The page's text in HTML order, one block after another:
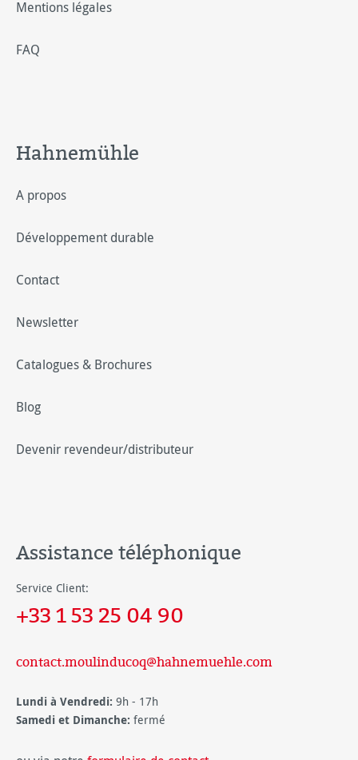
Mentions légales
FAQ
Hahnemühle
A propos
Développement durable
Contact
Newsletter
Catalogues & Brochures
Blog
Devenir revendeur/distributeur
Assistance téléphonique
Service Client:
+33 1 53 25 04 90
contact.moulinducoq@hahnemuehle.com
Lundi à Vendredi: 9h - 17h
Samedi et Dimanche: fermé